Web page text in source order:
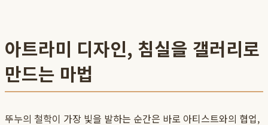
아트라미 디자인, 침실을 갤러리로
만드는 마법
뚜누의 철학이 가장 빛을 발하는 순간은 바로 아티스트와의 협업,